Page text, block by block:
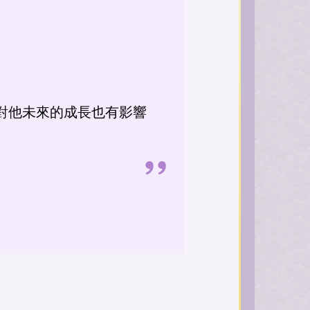
他未來的成長也有影響